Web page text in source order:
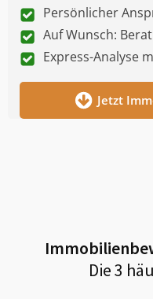
Persönlicher
Auf Wunsch:
Express-Analyse
Jetzt
Die 3